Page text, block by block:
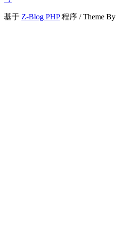
基于 Z-Blog PHP程序 / Theme By